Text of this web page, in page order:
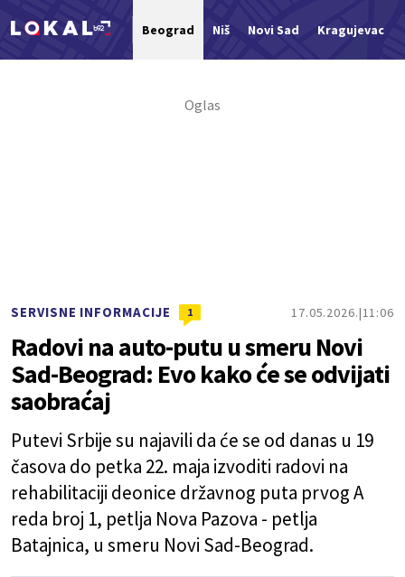
Beograd Niš Novi Sad Kragujevac
SERVISNE INFORMACIJE 1 17.05.2026. 11:06
Radovi na auto-putu u smeru Novi
Sad-Beograd: Evo kako će se odvijati
saobraćaj
Putevi Srbije su najavili da će se od danas u 19
časova do petka 22. maja izvoditi radovi na
rehabilitaciji deonice državnog puta prvog A
reda broj 1, petlja Nova Pazova - petlja
Batajnica, u smeru Novi Sad-Beograd.